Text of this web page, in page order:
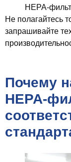
HEPA-
Не полагайтесь
запрашивайте
Почему
HEPA-